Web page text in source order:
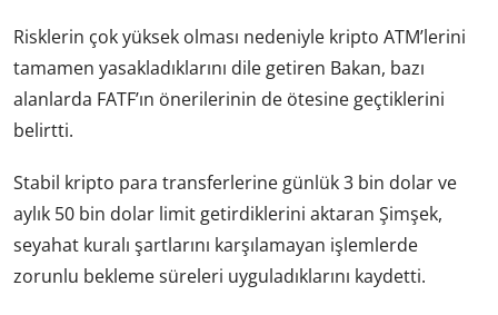
Risklerin çok yüksek olması nedeniyle kripto ATM’lerini
tamamen yasakladıklarını dile getiren Bakan, bazı
alanlarda FATF’ın önerilerinin de ötesine geçtiklerini
belirtti.
Stabil kripto para transferlerine günlük 3 bin dolar ve
aylık 50 bin dolar limit getirdiklerini aktaran Şimşek,
seyahat kuralı şartlarını karşılamayan işlemlerde
zorunlu bekleme süreleri uyguladıklarını kaydetti.